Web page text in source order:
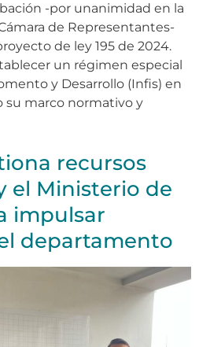
-por unanimidad en la
de Representantes-
de ley 195 de 2024.
un régimen especial
y Desarrollo (Infis) en
su marco normativo y
recursos
el Ministerio de
impulsar
departamento